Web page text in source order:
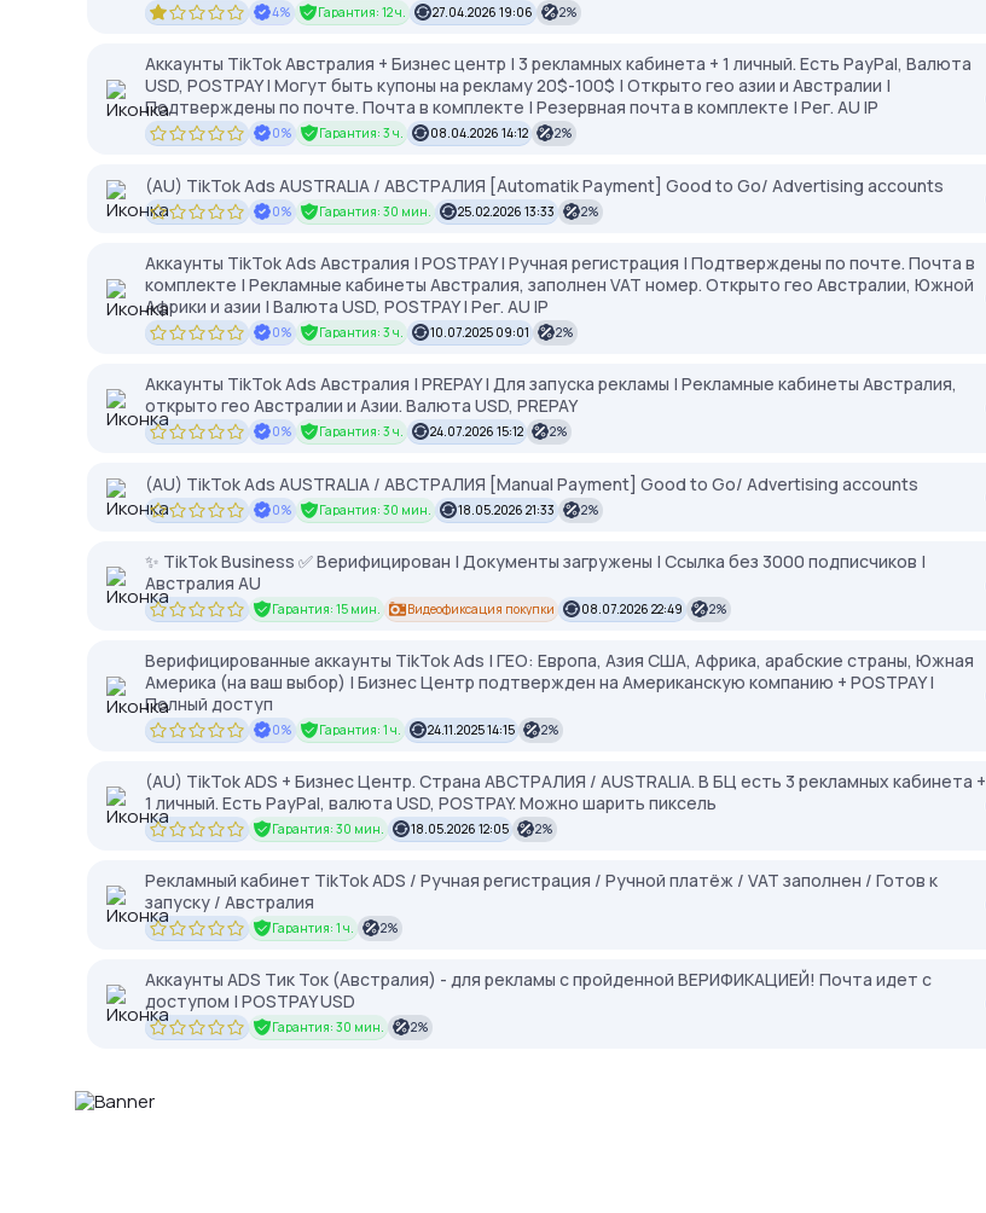
4% Гарантия: 12 ч. 27.04.2026 19:06 2%
Аккаунты TikTok Австралия + Бизнес центр | 3 рекламных кабинета + 1 личный. Есть PayPal, Валюта
USD, POSTPAY | Могут быть купоны на рекламу 20$-100$ | Открыто гео азии и Австралии |
Подтверждены по почте. Почта в комплекте | Резервная почта в комплекте | Рег. AU IP
0% Гарантия: 3 ч. 08.04.2026 14:12 2%
(AU) TikTok Ads AUSTRALIA / АВСТРАЛИЯ [Automatik Payment] Good to Go/ Advertising accounts
0% Гарантия: 30 мин. 25.02.2026 13:33 2%
Аккаунты TikTok Ads Австралия | POSTPAY | Ручная регистрация | Подтверждены по почте. Почта в
комплекте | Рекламные кабинеты Австралия, заполнен VAT номер. Открыто гео Австралии, Южной
Африки и азии | Валюта USD, POSTPAY | Рег. AU IP
0% Гарантия: 3 ч. 10.07.2025 09:01 2%
Аккаунты TikTok Ads Австралия | PREPAY | Для запуска рекламы | Рекламные кабинеты Австралия,
открыто гео Австралии и Азии. Валюта USD, PREPAY
0% Гарантия: 3 ч. 24.07.2026 15:12 2%
(AU) TikTok Ads AUSTRALIA / АВСТРАЛИЯ [Manual Payment] Good to Go/ Advertising accounts
0% Гарантия: 30 мин. 18.05.2026 21:33 2%
✨ TikTok Business ✅ Верифицирован | Документы загружены | Ссылка без 3000 подписчиков |
Австралия AU
Гарантия: 15 мин. Видеофиксация покупки 08.07.2026 22:49 2%
Верифицированные аккаунты TikTok Ads | ГЕО: Европа, Азия США, Африка, арабские страны, Южная
Америка (на ваш выбор) | Бизнес Центр подтвержден на Американскую компанию + POSTPAY |
Полный доступ
0% Гарантия: 1 ч. 24.11.2025 14:15 2%
(AU) TikTok ADS + Бизнес Центр. Страна АВСТРАЛИЯ / AUSTRALIA. В БЦ есть 3 рекламных кабинета +
1 личный. Есть PayPal, валюта USD, POSTPAY. Можно шарить пиксель
Гарантия: 30 мин. 18.05.2026 12:05 2%
Рекламный кабинет TikTok ADS / Ручная регистрация / Ручной платёж / VAT заполнен / Готов к
запуску / Австралия
Гарантия: 1 ч. 2%
Аккаунты ADS Тик Ток (Австралия) - для рекламы с пройденной ВЕРИФИКАЦИЕЙ! Почта идет с
доступом | POSTPAY USD
Гарантия: 30 мин. 2%